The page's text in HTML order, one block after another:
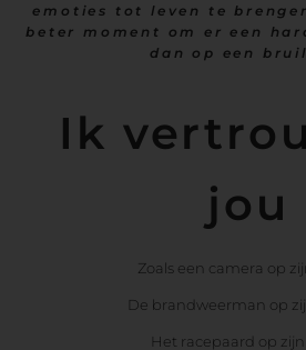
emoties tot leven te
beter moment om er een
dan op een
Ik
jou
Zoals een camera op
De brandweerman op
Het racepaard op